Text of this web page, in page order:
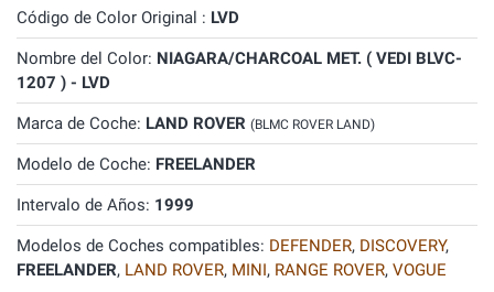
Código de Color Original : LVD
Nombre del Color: NIAGARA/CHARCOAL MET. ( VEDI BLVC-
1207 ) - LVD
Marca de Coche: LAND ROVER (BLMC ROVER LAND)
Modelo de Coche: FREELANDER
Intervalo de Años: 1999
Modelos de Coches compatibles: DEFENDER, DISCOVERY,
FREELANDER, LAND ROVER, MINI, RANGE ROVER, VOGUE